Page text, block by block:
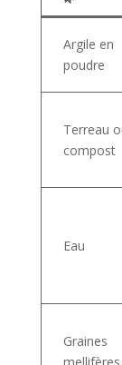
Argile en
poudre
Terreau
compost
Eau
Graines
mellifères